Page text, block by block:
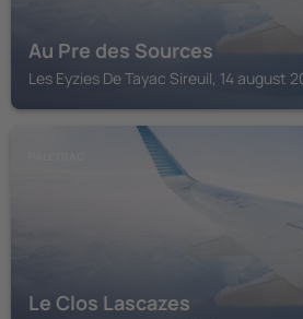
Au Pre des Sources
Les Eyzies De Tayac Sireuil, 14 august
Le Clos Lascazes